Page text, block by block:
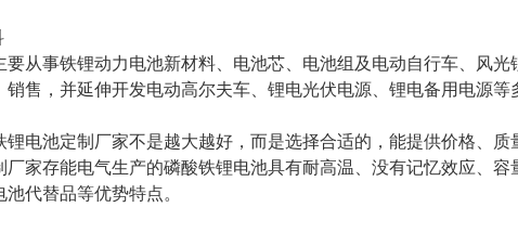
要从事铁锂动力电池新材料、电池芯、电池组及电动自行车、风
销售，并延伸开发电动高尔夫车、锂电光伏电源、锂电备用电源等
锂电池定制厂家不是越大越好，而是选择合适的，能提供价格、
厂家存能电气生产的磷酸铁锂电池具有耐高温、没有记忆效应、
代替品等优势特点。